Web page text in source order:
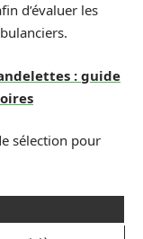
d’évaluer les
: guide
sélection pour